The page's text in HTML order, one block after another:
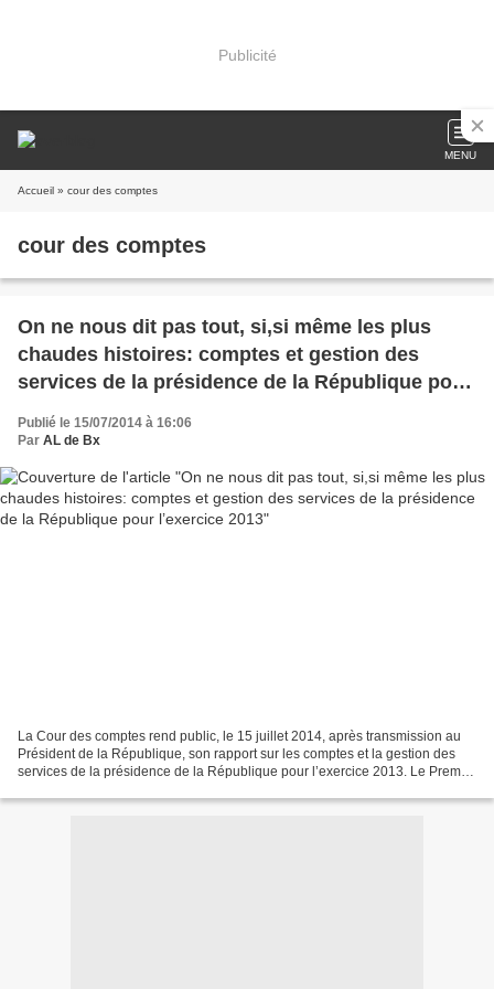
Publicité
MENU
Accueil » cour des comptes
cour des comptes
On ne nous dit pas tout, si,si même les plus
chaudes histoires: comptes et gestion des
services de la présidence de la République pour
l’exercice 2013
Publié le 15/07/2014 à 16:06
Par AL de Bx
La Cour des comptes rend public, le 15 juillet 2014, après transmission au
Président de la République, son rapport sur les comptes et la gestion des
services de la présidence de la République pour l’exercice 2013. Le Premier